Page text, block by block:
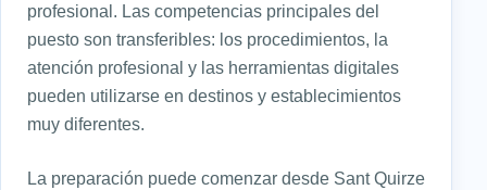
profesional. Las competencias principales del
puesto son transferibles: los procedimientos, la
atención profesional y las herramientas digitales
pueden utilizarse en destinos y establecimientos
muy diferentes.
La preparación puede comenzar desde Sant Quirze